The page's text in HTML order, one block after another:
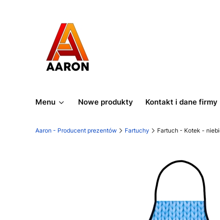
Menu Nowe produkty Kontakt i dane firmy
Aaron - Producent prezentów Fartuchy Fartuch - Kotek -